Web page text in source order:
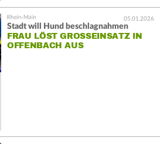
05.01.2026
Stadt will Hund beschlagnahmen
FRAU LÖST GROSSEINSATZ IN O
FFENBACH AUS